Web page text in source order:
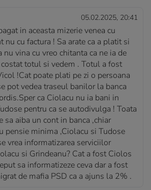
05.02.2025, 20:41
in aceasta mizerie venea cu
nu cu factura ! Sa arate ca a platit si
nu vina cu vreo chitanta ca ne ia de
totul si vedem . Totul a fost
!Cat poate plati pe zi o persoana
pot vedea traseul banilor la banca
ca Ciolacu nu ia bani in
pentru ca se autodivulga ! Toata
sa aiba un cont in banca ,chiar
pensie minima ,Ciolacu si Tudose
vrea informatizarea serviciilor
si Grindeanu? Cat a fost Ciolos
sa informatizeze ceva dar a fost
de mafia PSD ca a ajuns la 2% .